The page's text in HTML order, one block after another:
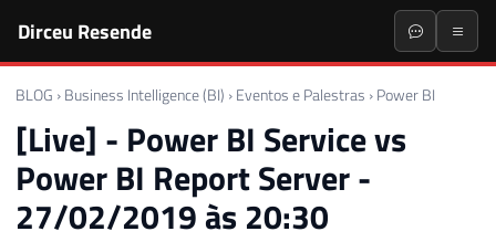
Dirceu Resende
BLOG › Business Intelligence (BI) › Eventos e Palestras › Power BI
[Live] - Power BI Service vs
Power BI Report Server -
27/02/2019 às 20:30